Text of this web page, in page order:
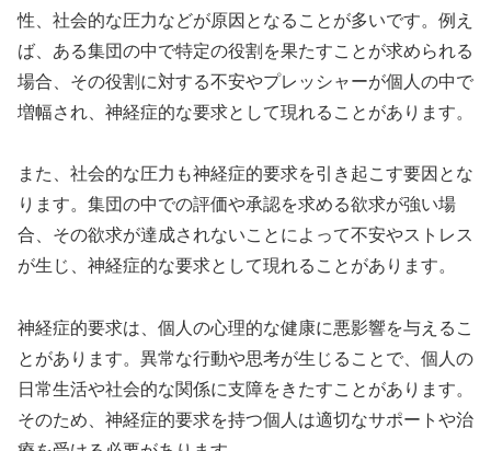
性、社会的な圧力などが原因となることが多いです。例え
ば、ある集団の中で特定の役割を果たすことが求められる
場合、その役割に対する不安やプレッシャーが個人の中で
増幅され、神経症的な要求として現れることがあります。
また、社会的な圧力も神経症的要求を引き起こす要因とな
ります。集団の中での評価や承認を求める欲求が強い場
合、その欲求が達成されないことによって不安やストレス
が生じ、神経症的な要求として現れることがあります。
神経症的要求は、個人の心理的な健康に悪影響を与えるこ
とがあります。異常な行動や思考が生じることで、個人の
日常生活や社会的な関係に支障をきたすことがあります。
そのため、神経症的要求を持つ個人は適切なサポートや治